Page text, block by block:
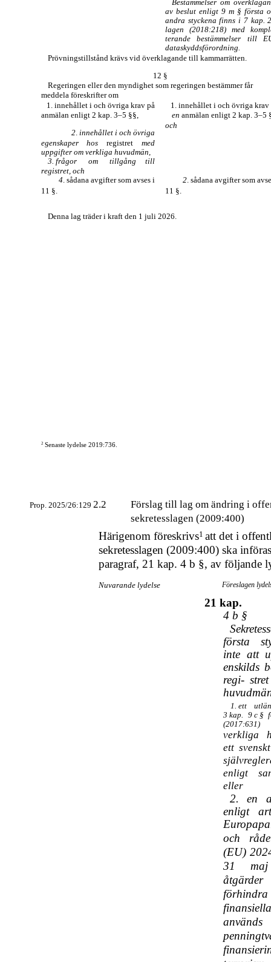
Bestämmelser om
av beslut enligt 9 m § första
andra styckena finns i 7 kap.
lagen (2018:218) med
terande bestämmelser till
dataskyddsförordning.
Prövningstillstånd krävs vid överklagande till kammarrätten.
12 §
Regeringen eller den myndighet som regeringen bestämmer får
meddela föreskrifter om
1. innehållet i och övriga krav på
1. innehållet i och övriga krav
anmälan enligt 2 kap. 3–5 §§, en anmälan enligt 2 kap. 3–5
2. innehållet i och övriga
och
egenskaper
hos registret
med
uppgifter om verkliga huvudmän,
3. frågor
om tillgång
till
registret, och
4. sådana avgifter som avses i 2. sådana avgifter som
11 §.
11 §.
Denna lag träder i kraft den 1 juli 2026.
2 Senaste lydelse 2019:736.
Prop. 2025/26:129 2.2
Förslag till lag om ändring i
sekretesslagen (2009:400)
Härigenom föreskrivs1 att det i
sekretesslagen (2009:400) ska
paragraf, 21 kap. 4 b §, av följande
Nuvarande lydelse Föreslagen
21 kap.
4 b §
första
inte att
enskilds
regi-
1. ett
3 kap. 9 c §
(2017:631)
verkliga
ett
enligt
eller
2. en
enligt
och
(EU)
31